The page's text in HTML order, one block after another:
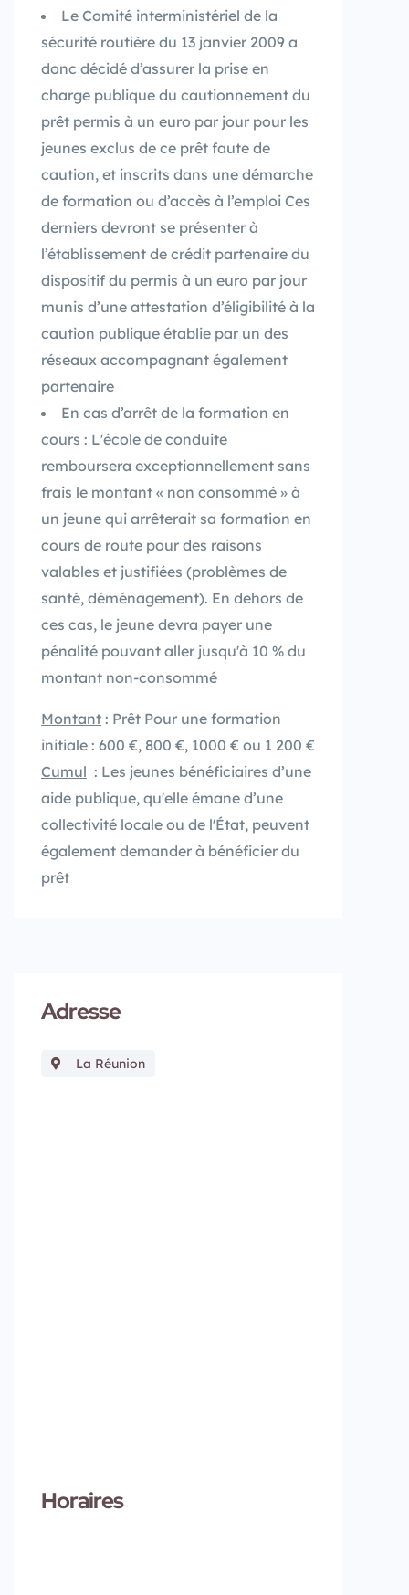
Le Comité interministériel de la
sécurité routière du 13 janvier 2009 a
donc décidé d’assurer la prise en
charge publique du cautionnement du
prêt permis à un euro par jour pour les
jeunes exclus de ce prêt faute de
caution, et inscrits dans une démarche
de formation ou d’accès à l’emploi Ces
derniers devront se présenter à
l’établissement de crédit partenaire du
dispositif du permis à un euro par jour
munis d’une attestation d’éligibilité à la
caution publique établie par un des
réseaux accompagnant également
partenaire
En cas d’arrêt de la formation en
cours : L'école de conduite
remboursera exceptionnellement sans
frais le montant « non consommé » à
un jeune qui arrêterait sa formation en
cours de route pour des raisons
valables et justifiées (problèmes de
santé, déménagement). En dehors de
ces cas, le jeune devra payer une
pénalité pouvant aller jusqu'à 10 % du
montant non-consommé
Montant : Prêt Pour une formation
initiale : 600 €, 800 €, 1000 € ou 1 200 €
Cumul : Les jeunes bénéficiaires d’une
aide publique, qu'elle émane d’une
collectivité locale ou de l'État, peuvent
également demander à bénéficier du
prêt
Adresse
La Réunion
Horaires